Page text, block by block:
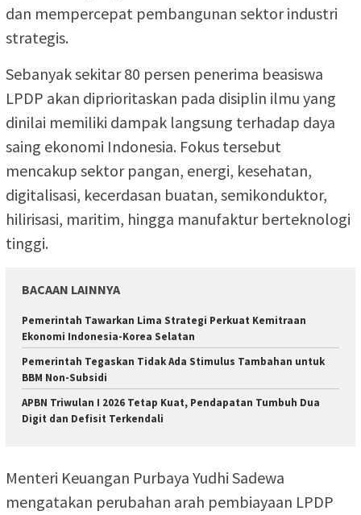
dan mempercepat pembangunan sektor industri
strategis.
Sebanyak sekitar 80 persen penerima beasiswa
LPDP akan diprioritaskan pada disiplin ilmu yang
dinilai memiliki dampak langsung terhadap daya
saing ekonomi Indonesia. Fokus tersebut
mencakup sektor pangan, energi, kesehatan,
digitalisasi, kecerdasan buatan, semikonduktor,
hilirisasi, maritim, hingga manufaktur berteknologi
tinggi.
BACAAN LAINNYA
Pemerintah Tawarkan Lima Strategi Perkuat Kemitraan
Ekonomi Indonesia-Korea Selatan
Pemerintah Tegaskan Tidak Ada Stimulus Tambahan untuk
BBM Non-Subsidi
APBN Triwulan I 2026 Tetap Kuat, Pendapatan Tumbuh Dua
Digit dan Defisit Terkendali
Menteri Keuangan Purbaya Yudhi Sadewa
mengatakan perubahan arah pembiayaan LPDP